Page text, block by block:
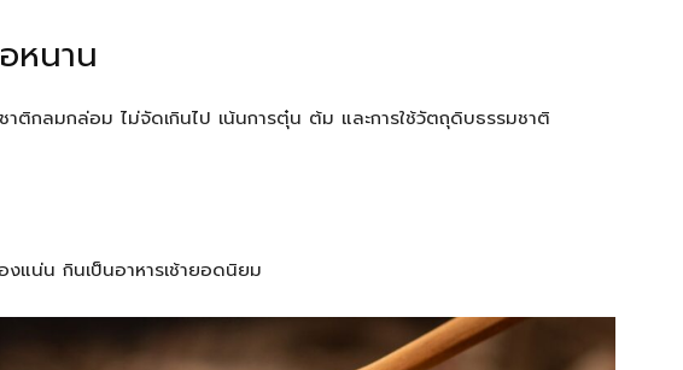
หนาน
าติกลมกล่อม ไม่จัดเกินไป เน้นการตุ๋น ต้ม และการใช้วัตถุดิบธรรมชาติ
แน่น กินเป็นอาหารเช้ายอดนิยม